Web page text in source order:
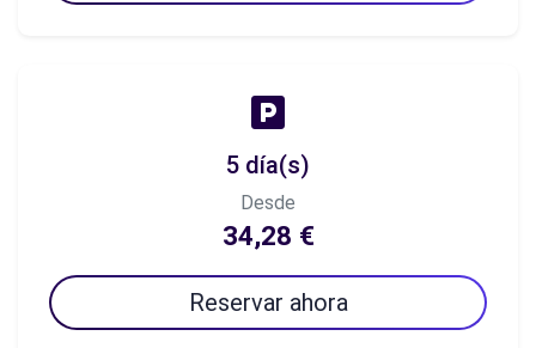
5 día(s)
Desde
34,28 €
Reservar ahora